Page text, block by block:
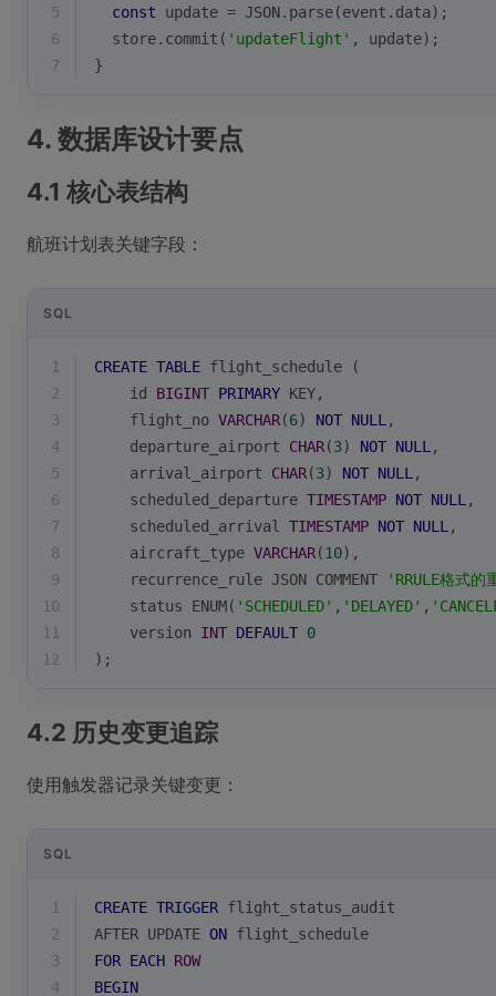
5
const update = JSON.parse(event.data);
6
  store.commit(
'updateFlight' , update);
7
}
4. 数据库设计要点
4.1 核心表结构
航班计划表关键字段：
SQL
1 CREATE TABLE flight_schedule (
2
    id
BIGINT PRIMARY KEY,
3
    flight_no
VARCHAR(6) NOT NULL ,
4
    departure_airport
CHAR(3) NOT NULL ,
5
    arrival_airport
CHAR(3) NOT NULL ,
6
    scheduled_departure
TIMESTAMP NOT NULL ,
7
    scheduled_arrival
TIMESTAMP NOT NULL ,
8
    aircraft_type
VARCHAR(10),
9
    recurrence_rule JSON COMMENT
'RRULE格式的
10
    status ENUM(
'SCHEDULED' , 'DELAYED' ,
11
    version
INT DEFAULT 0
12
);
4.2 历史变更追踪
使用触发器记录关键变更：
SQL
1 CREATE TRIGGER flight_status_audit
2
AFTER UPDATE ON flight_schedule
3
FOR EACH ROW
4
BEGIN